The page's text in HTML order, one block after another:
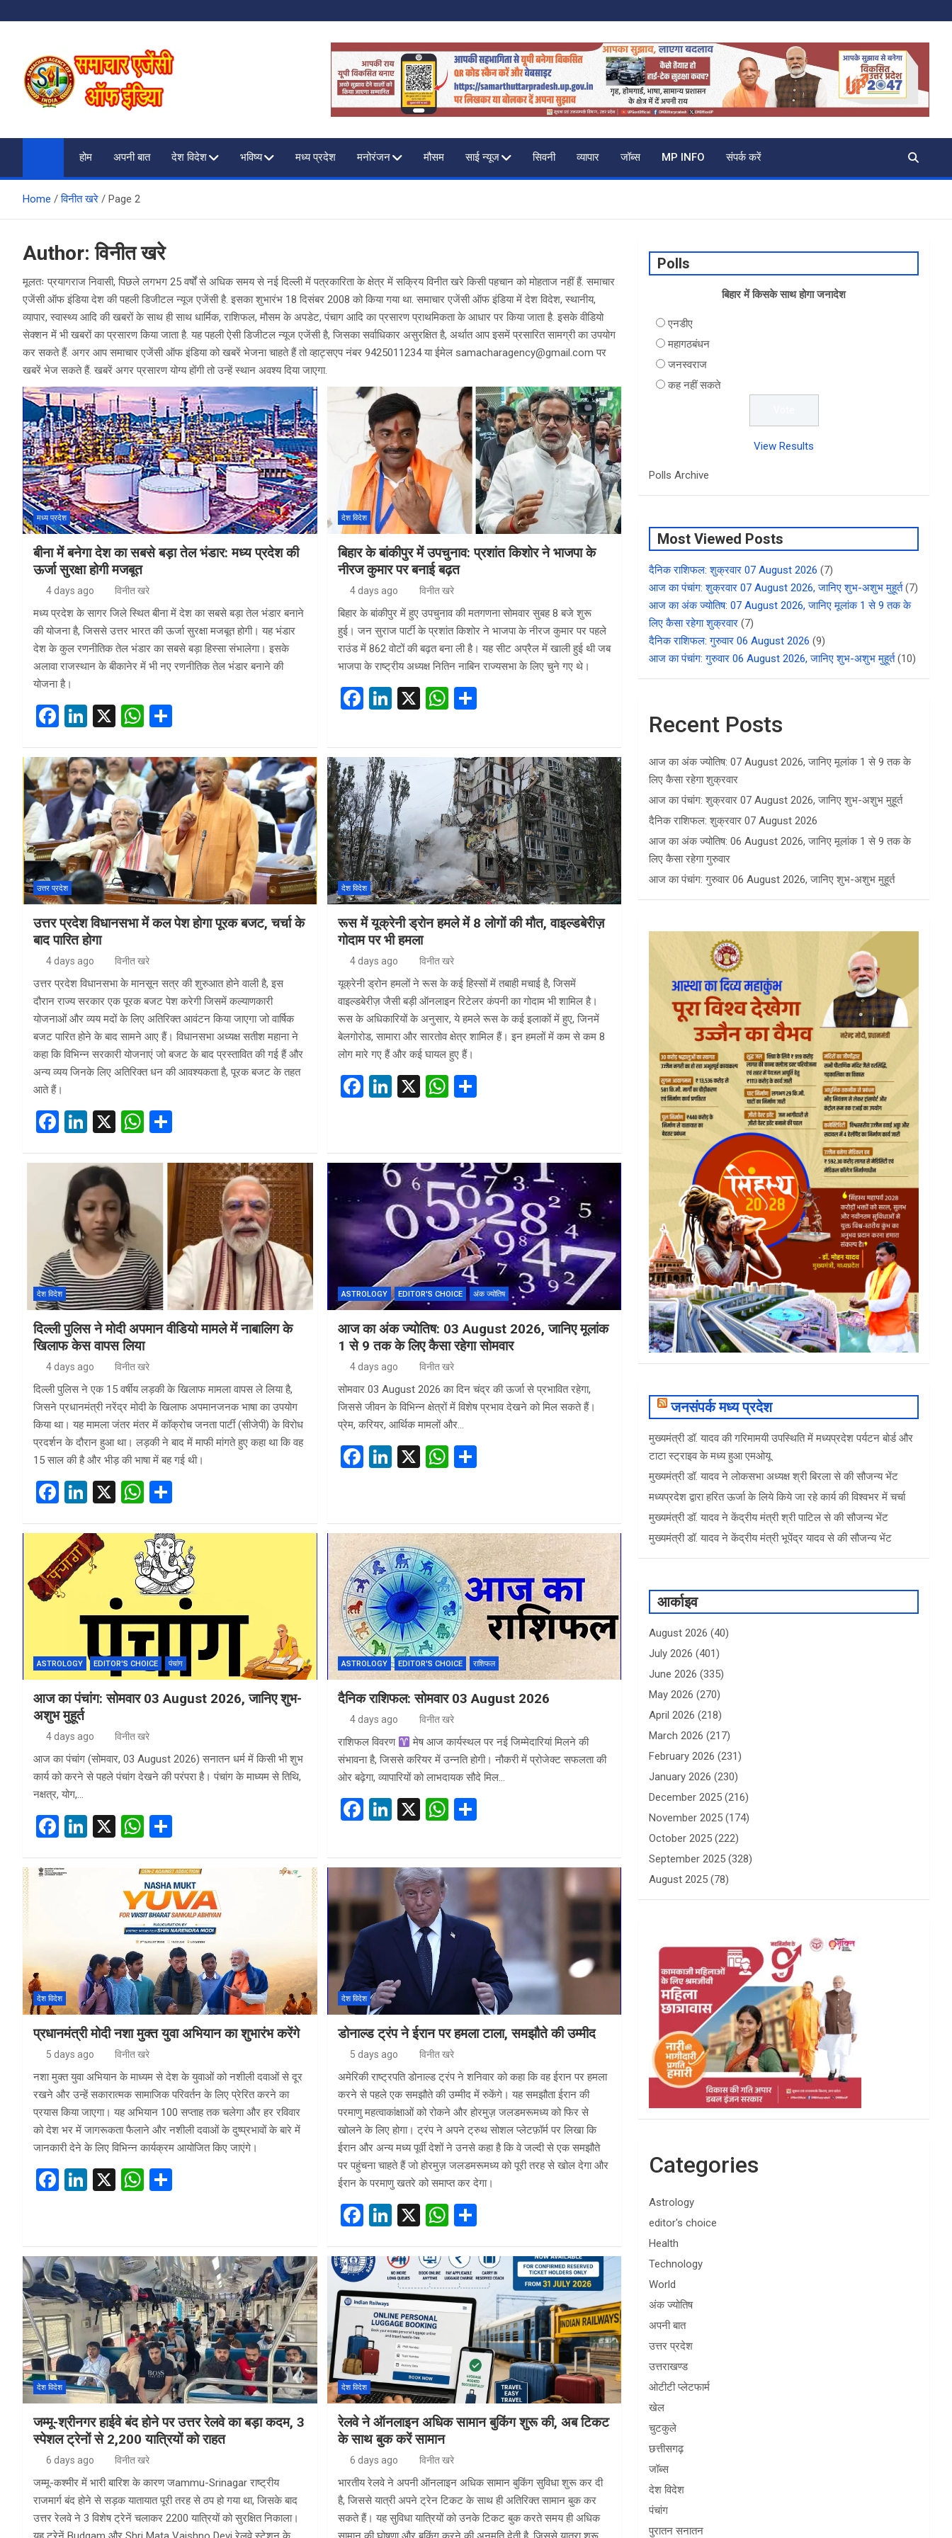
to
SAMACHAR AGENCY OF INDIA
होम अपनी बात देश विदेश भविष्य मध्य प्रदेश मनोरंजन मौसम साई न्यूज सिवनी व्यापार जॉब्स MP INFO संपर्क करें
Home विनीत खरे Page 2
Author:विनीत खरे
मूलतः प्रयागराज निवासी, पिछले लगभग 25 वर्षों से अधिक समय से नई दिल्ली में पत्रकारिता के क्षेत्र में सक्रिय विनीत खरे किसी पहचान को मोहताज नहीं हैं. समाचार
एजेंसी ऑफ इंडिया देश की पहली डिजीटल न्यूज एजेंसी है. इसका शुभारंभ 18 दिसंबर 2008 को किया गया था. समाचार एजेंसी ऑफ इंडिया में देश विदेश, स्थानीय,
व्यापार, स्वास्थ्य आदि की खबरों के साथ ही साथ धार्मिक, राशिफल, मौसम के अपडेट, पंचाग आदि का प्रसारण प्राथमिकता के आधार पर किया जाता है. इसके वीडियो
सेक्शन में भी खबरों का प्रसारण किया जाता है. यह पहली ऐसी डिजीटल न्यूज एजेंसी है, जिसका सर्वाधिकार असुरक्षित है, अर्थात आप इसमें प्रसारित सामग्री का उपयोग
कर सकते हैं. अगर आप समाचार एजेंसी ऑफ इंडिया को खबरें भेजना चाहते हैं तो व्हाट्सएप नंबर 9425011234 या ईमेल samacharagency@gmail.com पर
खबरें भेज सकते हैं. खबरें अगर प्रसारण योग्य होंगी तो उन्हें स्थान अवश्य दिया जाएगा.
मध्य प्रदेश
बीना में बनेगा देश का सबसे बड़ा तेल भंडार: मध्य प्रदेश की
ऊर्जा सुरक्षा होगी मजबूत
4 days ago विनीत खरे
मध्य प्रदेश के सागर जिले स्थित बीना में देश का सबसे बड़ा तेल भंडार बनाने
की योजना है, जिससे उत्तर भारत की ऊर्जा सुरक्षा मजबूत होगी। यह भंडार
देश के कुल रणनीतिक तेल भंडार का सबसे बड़ा हिस्सा संभालेगा। इसके
अलावा राजस्थान के बीकानेर में भी नए रणनीतिक तेल भंडार बनाने की
योजना है।
F
ce
b
o
o
k
Li
ke
dI
n
X
W
at
s
A
p
p
ar
e
देश विदेश
बिहार के बांकीपुर में उपचुनाव: प्रशांत किशोर ने भाजपा के
नीरज कुमार पर बनाई बढ़त
4 days ago विनीत खरे
बिहार के बांकीपुर में हुए उपचुनाव की मतगणना सोमवार सुबह 8 बजे शुरू
हुई। जन सुराज पार्टी के प्रशांत किशोर ने भाजपा के नीरज कुमार पर पहले
राउंड में 862 वोटों की बढ़त बना ली है। यह सीट अप्रैल में खाली हुई थी जब
भाजपा के राष्ट्रीय अध्यक्ष नितिन नाबिन राज्यसभा के लिए चुने गए थे।
F
ce
b
o
o
k
Li
ke
dI
n
X W
at
s
A
p
p
S
ar
e
उत्तर प्रदेश
उत्तर प्रदेश विधानसभा में कल पेश होगा पूरक बजट, चर्चा के
बाद पारित होगा
4 days ago विनीत खरे
उत्तर प्रदेश विधानसभा के मानसून सत्र की शुरुआत होने वाली है, इस
दौरान राज्य सरकार एक पूरक बजट पेश करेगी जिसमें कल्याणकारी
योजनाओं और व्यय मदों के लिए अतिरिक्त आवंटन किया जाएगा जो वार्षिक
बजट पारित होने के बाद सामने आए हैं। विधानसभा अध्यक्ष सतीश महाना ने
कहा कि विभिन्न सरकारी योजनाएं जो बजट के बाद प्रस्तावित की गई हैं और
अन्य व्यय जिनके लिए अतिरिक्त धन की आवश्यकता है, पूरक बजट के तहत
आते हैं।
F
ce
b
o
o
k
Li
ke
dI
n
X
W
at
A
p
ar
e
देश विदेश
रूस में यूक्रेनी ड्रोन हमले में 8 लोगों की मौत, वाइल्डबेरीज़
गोदाम पर भी हमला
4 days ago विनीत खरे
यूक्रेनी ड्रोन हमलों ने रूस के कई हिस्सों में तबाही मचाई है, जिसमें
वाइल्डबेरीज़ जैसी बड़ी ऑनलाइन रिटेलर कंपनी का गोदाम भी शामिल है।
रूस के अधिकारियों के अनुसार, ये हमले रूस के कई इलाकों में हुए, जिनमें
बेलगोरोड, सामारा और सारतोव क्षेत्र शामिल हैं। इन हमलों में कम से कम 8
लोग मारे गए हैं और कई घायल हुए हैं।
F
b
o
o
k
Li
dI
n
X W
s
A
p
p
S
e
देश विदेश
दिल्ली पुलिस ने मोदी अपमान वीडियो मामले में नाबालिग के
खिलाफ केस वापस लिया
4 days ago विनीत खरे
दिल्ली पुलिस ने एक 15 वर्षीय लड़की के खिलाफ मामला वापस ले लिया है,
जिसने प्रधानमंत्री नरेंद्र मोदी के खिलाफ अपमानजनक भाषा का उपयोग
किया था। यह मामला जंतर मंतर में कॉक्रोच जनता पार्टी (सीजेपी) के विरोध
प्रदर्शन के दौरान हुआ था। लड़की ने बाद में माफी मांगते हुए कहा था कि वह
15 साल की है और भीड़ की भाषा में बह गई थी।
F
ce
b
o
o
Li
ke
dI
n
X
W
at
s
A
p
p
ar
e
ASTROLOGY EDITOR'S CHOICE अंक ज्योतिष
आज का अंक ज्योतिष: 03 August 2026, जानिए मूलांक
1 से 9 तक के लिए कैसा रहेगा सोमवार
4 days ago विनीत खरे
सोमवार 03 August 2026 का दिन चंद्र की ऊर्जा से प्रभावित रहेगा,
जिससे जीवन के विभिन्न क्षेत्रों में विशेष प्रभाव देखने को मिल सकते हैं।
प्रेम, करियर, आर्थिक मामलों और…
F
b
o
o
k
Li
dI
n
X W
s
A
p
p
S
e
ASTROLOGY EDITOR'S CHOICE पंचांग
आज का पंचांग: सोमवार 03 August 2026, जानिए शुभ-
अशुभ मुहूर्त
4 days ago विनीत खरे
आज का पंचांग (सोमवार, 03 August 2026) सनातन धर्म में किसी भी शुभ
कार्य को करने से पहले पंचांग देखने की परंपरा है। पंचांग के माध्यम से तिथि,
नक्षत्र, योग,…
F
ce
k
Li
X
W
at
s
A
p
p
ar
e
ASTROLOGY EDITOR'S CHOICE राशिफल
दैनिक राशिफल: सोमवार 03 August 2026
4 days ago विनीत खरे
राशिफल विवरण
मेष आज कार्यस्थल पर नई जिम्मेदारियां मिलने की
संभावना है, जिससे करियर में उन्नति होगी। नौकरी में प्रोजेक्ट सफलता की
ओर बढ़ेगा, व्यापारियों को लाभदायक सौदे मिल…
F
ce
o
o
k
Li
ke
dI
n
X
W
at
s
p
p
ar
e
देश विदेश
प्रधानमंत्री मोदी नशा मुक्त युवा अभियान का शुभारंभ करेंगे
5 days ago विनीत खरे
नशा मुक्त युवा अभियान के माध्यम से देश के युवाओं को नशीली दवाओं से दूर
रखने और उन्हें सकारात्मक सामाजिक परिवर्तन के लिए प्रेरित करने का
प्रयास किया जाएगा। यह अभियान 100 सप्ताह तक चलेगा और हर रविवार
को देश भर में जागरूकता फैलाने और नशीली दवाओं के दुष्प्रभावों के बारे में
जानकारी देने के लिए विभिन्न कार्यक्रम आयोजित किए जाएंगे।
F
b
o
o
k
Li
dI
n
X
W
s
A
p
p
e
देश विदेश
डोनाल्ड ट्रंप ने ईरान पर हमला टाला, समझौते की उम्मीद
5 days ago विनीत खरे
अमेरिकी राष्ट्रपति डोनाल्ड ट्रंप ने शनिवार को कहा कि वह ईरान पर हमला
करने से पहले एक समझौते की उम्मीद में रुकेंगे। यह समझौता ईरान की
परमाणु महत्वाकांक्षाओं को रोकने और होरमुज़ जलडमरूमध्य को फिर से
खोलने के लिए होगा। ट्रंप ने अपने ट्रुथ सोशल प्लेटफ़ॉर्म पर लिखा कि
ईरान और अन्य मध्य पूर्वी देशों ने उनसे कहा है कि वे जल्दी से एक समझौते
पर पहुंचना चाहते हैं जो होरमुज़ जलडमरूमध्य को पूरी तरह से खोल देगा और
ईरान के परमाणु खतरे को समाप्त कर देगा।
F
ce
b
o
o
k
Li
ke
dI
n
X W
at
s
A
p
S
ar
e
देश विदेश
जम्मू-श्रीनगर हाईवे बंद होने पर उत्तर रेलवे का बड़ा कदम, 3
स्पेशल ट्रेनों से 2,200 यात्रियों को राहत
6 days ago विनीत खरे
जम्मू-कश्मीर में भारी बारिश के कारण जammu-Srinagar राष्ट्रीय
राजमार्ग बंद होने से सड़क यातायात पूरी तरह से ठप हो गया था, जिसके बाद
उत्तर रेलवे ने 3 विशेष ट्रेनें चलाकर 2200 यात्रियों को सुरक्षित निकाला।
देश विदेश
रेलवे ने ऑनलाइन अधिक सामान बुकिंग शुरू की, अब टिकट
के साथ बुक करें सामान
6 days ago विनीत खरे
भारतीय रेलवे ने अपनी ऑनलाइन अधिक सामान बुकिंग सुविधा शुरू कर दी
है, जिससे यात्री अपने ट्रेन टिकट के साथ ही अतिरिक्त सामान बुक कर
सकते हैं। यह सुविधा यात्रियों को उनके टिकट बुक करते समय ही अधिक
Polls
बिहार में किसके साथ होगा जनादेश
एनडीए
महागठबंधन
जनस्वराज
कह नहीं सकते
View Results
Polls Archive
Most Viewed Posts
दैनिक राशिफल: शुक्रवार 07 August 2026 (7)
आज का पंचांग: शुक्रवार 07 August 2026, जानिए शुभ-अशुभ मुहूर्त (7)
आज का अंक ज्योतिष: 07 August 2026, जानिए मूलांक 1 से 9 तक के
लिए कैसा रहेगा शुक्रवार (7)
दैनिक राशिफल: गुरुवार 06 August 2026 (9)
आज का पंचांग: गुरुवार 06 August 2026, जानिए शुभ-अशुभ मुहूर्त (10)
Recent Posts
आज का अंक ज्योतिष: 07 August 2026, जानिए मूलांक 1 से 9 तक के
लिए कैसा रहेगा शुक्रवार
आज का पंचांग: शुक्रवार 07 August 2026, जानिए शुभ-अशुभ मुहूर्त
दैनिक राशिफल: शुक्रवार 07 August 2026
आज का अंक ज्योतिष: 06 August 2026, जानिए मूलांक 1 से 9 तक के
लिए कैसा रहेगा गुरुवार
आज का पंचांग: गुरुवार 06 August 2026, जानिए शुभ-अशुभ मुहूर्त
जनसंपर्क मध्य प्रदेश
मुख्यमंत्री डॉ. यादव की गरिमामयी उपस्थिति में मध्यप्रदेश पर्यटन बोर्ड और
टाटा स्ट्राइव के मध्य हुआ एमओयू
मुख्यमंत्री डॉ. यादव ने लोकसभा अध्यक्ष श्री बिरला से की सौजन्य भेंट
मध्यप्रदेश द्वारा हरित ऊर्जा के लिये किये जा रहे कार्य की विश्वभर में चर्चा
मुख्यमंत्री डॉ. यादव ने केंद्रीय मंत्री श्री पाटिल से की सौजन्य भेंट
मुख्यमंत्री डॉ. यादव ने केंद्रीय मंत्री भूपेंद्र यादव से की सौजन्य भेंट
आर्काइव
August 2026 (40)
July 2026 (401)
June 2026 (335)
May 2026 (270)
April 2026 (218)
March 2026 (217)
February 2026 (231)
January 2026 (230)
December 2025 (216)
November 2025 (174)
October 2025 (222)
September 2025 (328)
August 2025 (78)
Categories
Astrology
editor's choice
Health
Technology
World
अंक ज्योतिष
अपनी बात
उत्तर प्रदेश
उत्तराखण्ड
ओटीटी प्लेटफार्म
खेल
चुटकुले
छत्तीसगढ़
जॉब्स
देश विदेश
पंचांग
पुरातन सनातन